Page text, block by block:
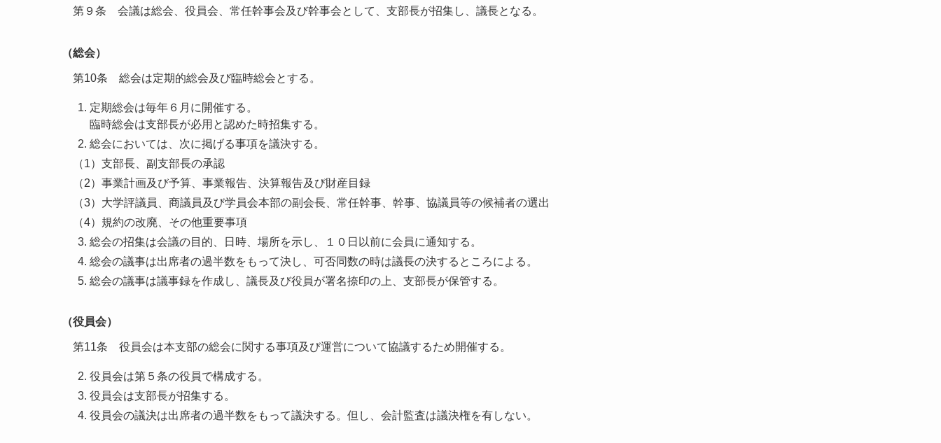
第９条 会議は総会、役員会、常任幹事会及び幹事会として、支部長が招集し、議長となる。
（総会）
第10条 総会は定期的総会及び臨時総会とする。
定期総会は毎年６月に開催する。
臨時総会は支部長が必用と認めた時招集する。
総会においては、次に掲げる事項を議決する。
支部長、副支部長の承認
事業計画及び予算、事業報告、決算報告及び財産目録
大学評議員、商議員及び学員会本部の副会長、常任幹事、幹事、協議員等の候補者の選出
規約の改廃、その他重要事項
総会の招集は会議の目的、日時、場所を示し、１０日以前に会員に通知する。
総会の議事は出席者の過半数をもって決し、可否同数の時は議長の決するところによる。
総会の議事は議事録を作成し、議長及び役員が署名捺印の上、支部長が保管する。
（役員会）
第11条 役員会は本支部の総会に関する事項及び運営について協議するため開催する。
役員会は第５条の役員で構成する。
役員会は支部長が招集する。
役員会の議決は出席者の過半数をもって議決する。但し、会計監査は議決権を有しない。